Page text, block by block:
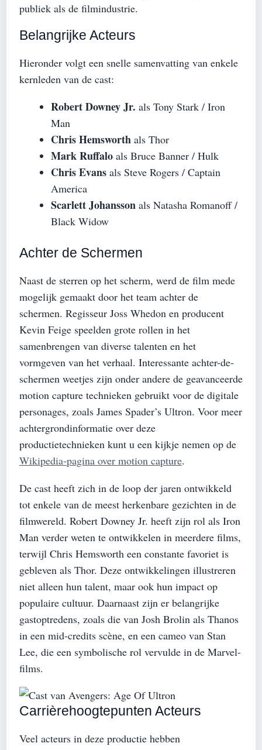
publiek als de filmindustrie.
Belangrijke Acteurs
Hieronder volgt een snelle samenvatting van enkele
kernleden van de cast:
Robert Downey Jr. als Tony Stark / Iron
Man
Chris Hemsworth als Thor
Mark Ruffalo als Bruce Banner / Hulk
Chris Evans als Steve Rogers / Captain
America
Scarlett Johansson als Natasha Romanoff /
Black Widow
Achter de Schermen
Naast de sterren op het scherm, werd de film mede
mogelijk gemaakt door het team achter de
schermen. Regisseur Joss Whedon en producent
Kevin Feige speelden grote rollen in het
samenbrengen van diverse talenten en het
vormgeven van het verhaal. Interessante achter-de-
schermen weetjes zijn onder andere de geavanceerde
motion capture technieken gebruikt voor de digitale
personages, zoals James Spader’s Ultron. Voor meer
achtergrondinformatie over deze
productietechnieken kunt u een kijkje nemen op de
Wikipedia-pagina over motion capture.
De cast heeft zich in de loop der jaren ontwikkeld
tot enkele van de meest herkenbare gezichten in de
filmwereld. Robert Downey Jr. heeft zijn rol als Iron
Man verder weten te ontwikkelen in meerdere films,
terwijl Chris Hemsworth een constante favoriet is
gebleven als Thor. Deze ontwikkelingen illustreren
niet alleen hun talent, maar ook hun impact op
populaire cultuur. Daarnaast zijn er belangrijke
gastoptredens, zoals die van Josh Brolin als Thanos
in een mid-credits scène, en een cameo van Stan
Lee, die een symbolische rol vervulde in de Marvel-
films.
Carrièrehoogtepunten Acteurs
Veel acteurs in deze productie hebben